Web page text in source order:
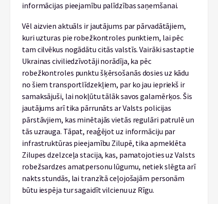
informācijas pieejamību palīdzības saņemšanai.
Vēl aizvien aktuāls ir jautājums par pārvadātājiem,
kuri uzturas pie robežkontroles punktiem, lai pēc
tam cilvēkus nogādātu citās valstīs. Vairāki sastaptie
Ukrainas civiliedzīvotāji norādīja, ka pēc
robežkontroles punktu šķērsošanās dosies uz kādu
no šiem transportlīdzekļiem, par ko jau iepriekš ir
samaksājuši, lai nokļūtu tālāk savos galamērķos. Šis
jautājums arī tika pārrunāts ar Valsts policijas
pārstāvjiem, kas minētajās vietās regulāri patrulē un
tās uzrauga. Tāpat, reaģējot uz informāciju par
infrastruktūras pieejamību Zilupē, tika apmeklēta
Zilupes dzelzceļa stacija, kas, pamatojoties uz Valsts
robežsardzes amatpersonu lūgumu, netiek slēgta arī
nakts stundās, lai tranzītā ceļojošajām personām
būtu iespēja tur sagaidīt vilcienu uz Rīgu.